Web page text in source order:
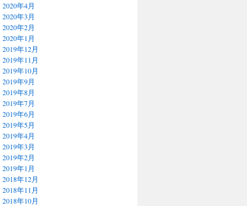
2020年4月
2020年3月
2020年2月
2020年1月
2019年12月
2019年11月
2019年10月
2019年9月
2019年8月
2019年7月
2019年6月
2019年5月
2019年4月
2019年3月
2019年2月
2019年1月
2018年12月
2018年11月
2018年10月